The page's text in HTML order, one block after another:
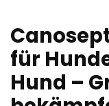
für
Hund –